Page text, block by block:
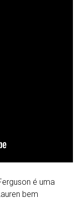
é uma
bem